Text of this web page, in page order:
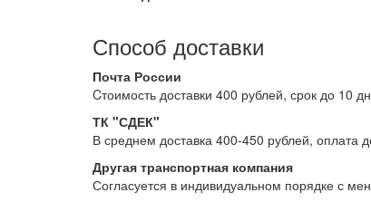
Способ доставки
Почта России
Cтоимость доставки 400 рублей, срок до 10
ТК "СДЕК"
В среднем доставка 400-450 рублей, оплата
Другая транспортная компания
Согласуется в индивидуальном порядке с